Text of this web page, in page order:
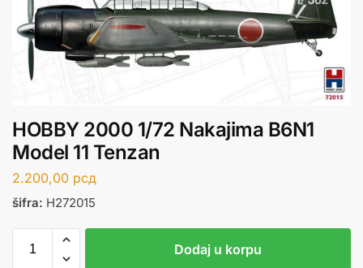
HOBBY 2000 1/72 Nakajima B6N1
Model 11 Tenzan
2.200,00 рсд
šifra: H272015
Dodaj u korpu